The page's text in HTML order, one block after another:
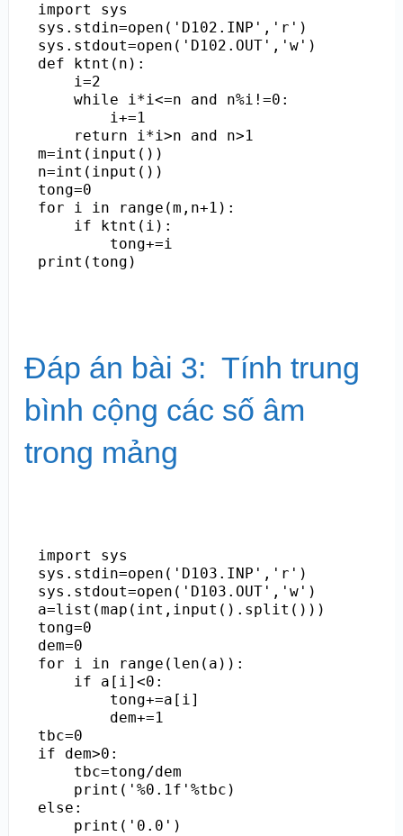
import sys
sys.stdin=open('D102.INP','r')
sys.stdout=open('D102.OUT','w')
def ktnt(n):
    i=2
    while i*i<=n and n%i!=0:
        i+=1
    return i*i>n and n>1
m=int(input())
n=int(input())
tong=0
for i in range(m,n+1):
    if ktnt(i):
        tong+=i
print(tong)
Đáp án bài 3: Tính trung
bình cộng các số âm
trong mảng
import sys
sys.stdin=open('D103.INP','r')
sys.stdout=open('D103.OUT','w')
a=list(map(int,input().split()))
tong=0
dem=0
for i in range(len(a)):
    if a[i]<0:
        tong+=a[i]
        dem+=1
tbc=0
if dem>0:
    tbc=tong/dem
    print('%0.1f'%tbc)
else:
    print('0.0')